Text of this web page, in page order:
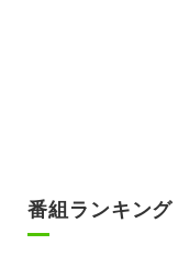
番組ランキング